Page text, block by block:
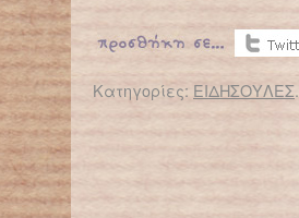
Κατηγορίες: ΕΙΔΗΣΟΥΛΕΣ.
← Επιστροφή στο %s
Μπλόκο στα σχολεία από τις αδιαφανείς υποχρεωτικές μετατάξεις